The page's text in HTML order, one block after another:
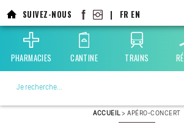
au
contenu
principal
SUIVEZ-NOUS | FR EN
PHARMACIES CANTINE TRAINS
ACCUEIL>APÉRO-CONCERT